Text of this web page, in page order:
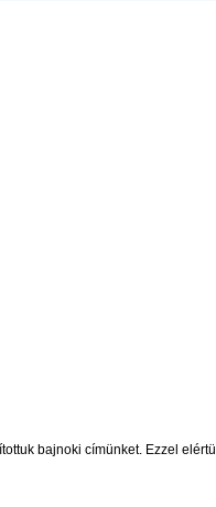
bajnoki címünket. Ezzel